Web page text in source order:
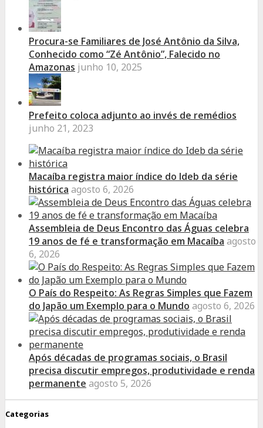
Procura-se Familiares de José Antônio da Silva,
Conhecido como “Zé Antônio”, Falecido no
Amazonas junho 10, 2025
Prefeito coloca adjunto ao invés de remédios
junho 21, 2023
Macaíba registra maior índice do Ideb da série
histórica agosto 6, 2026
Assembleia de Deus Encontro das Águas celebra
19 anos de fé e transformação em Macaíba agosto
6, 2026
O País do Respeito: As Regras Simples que Fazem
do Japão um Exemplo para o Mundo agosto 6, 2026
Após décadas de programas sociais, o Brasil
precisa discutir empregos, produtividade e renda
permanente agosto 5, 2026
Categorias